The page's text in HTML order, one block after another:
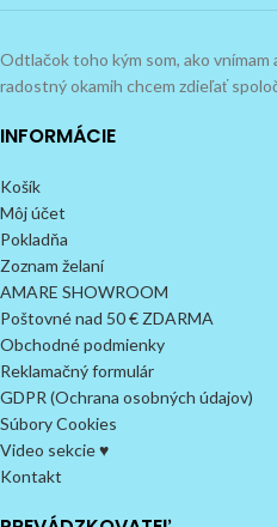
Odtlačok toho kým som, ako
radostný okamih chcem zdieľať
INFORMÁCIE
Košík
Môj účet
Pokladňa
Zoznam želaní
AMARE SHOWROOM
Poštovné nad 50 € ZDARMA
Obchodné podmienky
Reklamačný formulár
GDPR (Ochrana osobných údajov)
Súbory Cookies
Video sekcie ♥
Kontakt